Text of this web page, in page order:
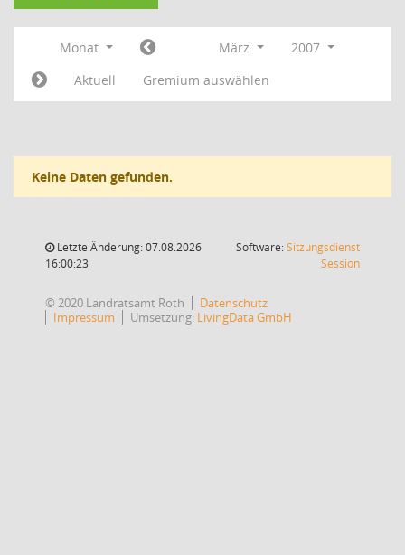
Monat März
2007
Aktuell
Gremium auswählen
Keine Daten gefunden.
Letzte Änderung: 07.08.2026
16:00:23
Software:Sitzungsdienst
Session(Wird in
© 2020 Landratsamt Roth
Datenschutz
Impressum
Umsetzung: LivingData GmbH